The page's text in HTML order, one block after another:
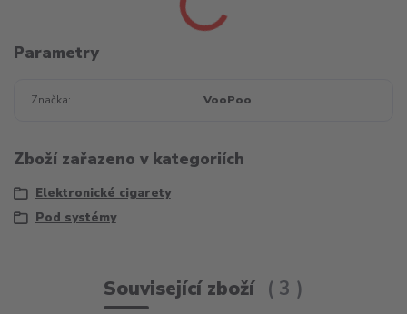
Parametry
Značka VooPoo
Zboží zařazeno v kategoriích
Elektronické cigarety
Pod systémy
Související zboží 3